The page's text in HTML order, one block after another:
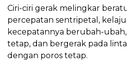
Ciri-ciri gerak melingkar
percepatan sentripetal,
kecepatannya berubah-
tetap, dan bergerak pada
dengan poros tetap.